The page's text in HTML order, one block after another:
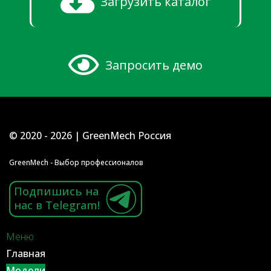
Запросить демо
© 2020 - 2026 | GreenMech Россия
GreenMech - Выбор профессионалов
Подпишись на
нас в Telegram!
Меню:
Главная